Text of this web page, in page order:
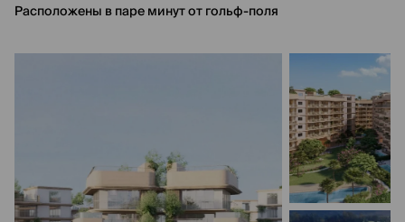
Расположены в паре минут от гольф-поля